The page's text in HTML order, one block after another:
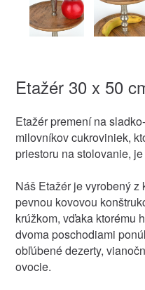
Etažér 30 x 50
Etažér premení na
milovníkov cukroviniek,
priestoru na stolovanie,
Náš Etažér je vyrobený
pevnou kovovou
krúžkom, vďaka ktorému
dvoma poschodiami
obľúbené dezerty,
ovocie.